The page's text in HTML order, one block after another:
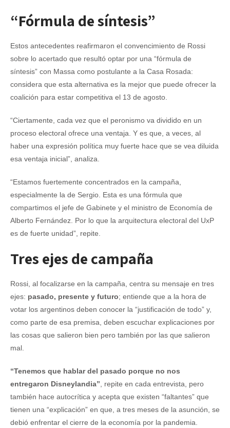
“Fórmula de síntesis”
Estos antecedentes reafirmaron el convencimiento de Rossi
sobre lo acertado que resultó optar por una “fórmula de
síntesis” con Massa como postulante a la Casa Rosada:
considera que esta alternativa es la mejor que puede ofrecer la
coalición para estar competitiva el 13 de agosto.
“Ciertamente, cada vez que el peronismo va dividido en un
proceso electoral ofrece una ventaja. Y es que, a veces, al
haber una expresión política muy fuerte hace que se vea diluida
esa ventaja inicial”, analiza.
“Estamos fuertemente concentrados en la campaña,
especialmente la de Sergio. Esta es una fórmula que
compartimos el jefe de Gabinete y el ministro de Economía de
Alberto Fernández. Por lo que la arquitectura electoral del UxP
es de fuerte unidad”, repite.
Tres ejes de campaña
Rossi, al focalizarse en la campaña, centra su mensaje en tres
ejes: pasado, presente y futuro; entiende que a la hora de
votar los argentinos deben conocer la “justificación de todo” y,
como parte de esa premisa, deben escuchar explicaciones por
las cosas que salieron bien pero también por las que salieron
mal.
“Tenemos que hablar del pasado porque no nos
entregaron Disneylandia” , repite en cada entrevista, pero
también hace autocrítica y acepta que existen “faltantes” que
tienen una “explicación” en que, a tres meses de la asunción, se
debió enfrentar el cierre de la economía por la pandemia.